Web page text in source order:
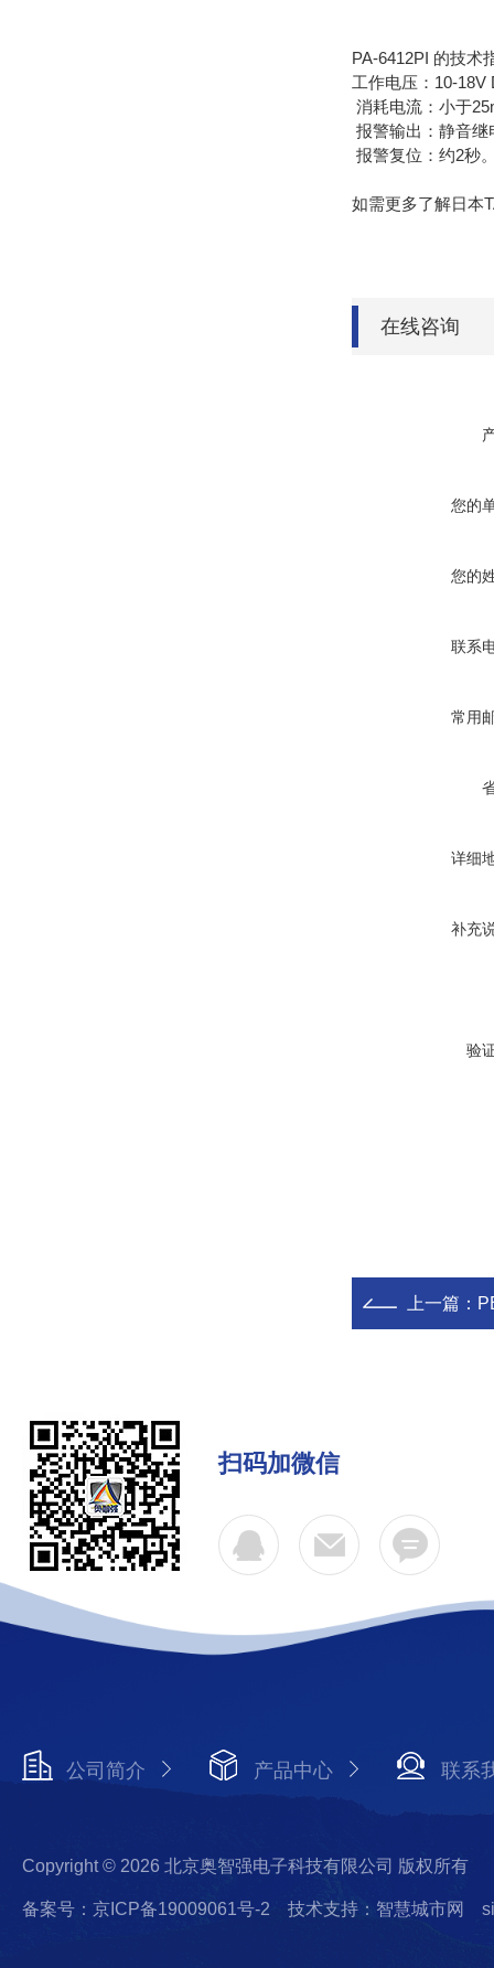
PA-6412PI 的技术
工作电压：10-18V
消耗电流：小于
报警输出：静音
报警复位：约2秒
如需更多了解日本
在线咨询
您的
您的
联系
常用
详细
补充
验
上一篇：
扫码加微信
公司简介 产品中心 联系
Copyright © 2026 北京奥智强电子科技有限公司 版权所有
备案号：京ICP备19009061号-2 技术支持：智慧城市网